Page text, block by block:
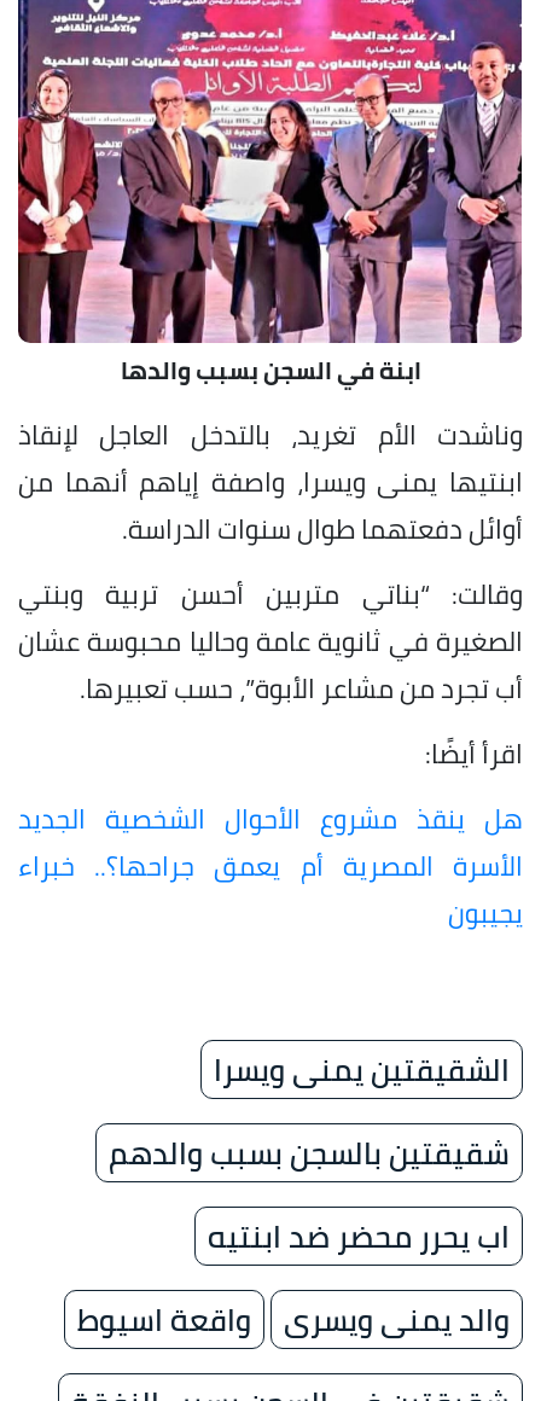
ابنة في السجن بسبب والدها
وناشدت الأم تغريد، بالتدخل العاجل لإنقاذ
ابنتيها يمنى ويسرا، واصفة إياهم أنهما من
أوائل دفعتهما طوال سنوات الدراسة.
وقالت: “بناتي متربين أحسن تربية وبنتي
الصغيرة في ثانوية عامة وحاليا محبوسة عشان
أب تجرد من مشاعر الأبوة”، حسب تعبيرها.
اقرأ أيضًا:
هل ينقذ مشروع الأحوال الشخصية الجديد
الأسرة المصرية أم يعمق جراحها؟.. خبراء
يجيبون
الشقيقتين يمنى ويسرا
شقيقتين بالسجن بسبب والدهم
اب يحرر محضر ضد ابنتيه
والد يمنى ويسرى
واقعة اسيوط